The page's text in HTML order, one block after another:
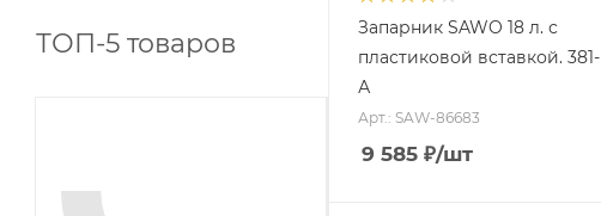
Запарник SAWO 18 л. с
пластиковой вставкой. 381-
А
Арт.: SAW-86683
9 585 ₽/шт
ТОП-5 товаров